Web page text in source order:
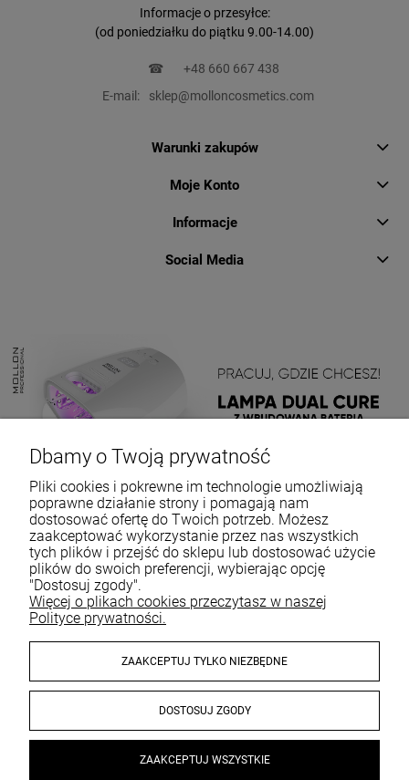
Informacje o przesyłce:
(od poniedziałku do piątku 9.00-14.00)
☎
+48 660 667 438
E-mail:
sklep@molloncosmetics.com
Warunki zakupów
Moje Konto
Informacje
Social Media
© 2026 sklep.mollonpro.com. Wszelkie prawa zastrzeżone.
Styl graficzny i aplikacje ShopGadget.pl
Sklep internetowy Shoper
Dbamy o Twoją prywatność
Pliki cookies i pokrewne im technologie umożliwiają
poprawne działanie strony i pomagają nam
dostosować ofertę do Twoich potrzeb. Możesz
zaakceptować wykorzystanie przez nas wszystkich
tych plików i przejść do sklepu lub dostosować użycie
plików do swoich preferencji, wybierając opcję
"Dostosuj zgody".
Więcej o plikach cookies przeczytasz w naszej
Polityce prywatności.
ZAAKCEPTUJ TYLKO NIEZBĘDNE
DOSTOSUJ ZGODY
ZAAKCEPTUJ WSZYSTKIE